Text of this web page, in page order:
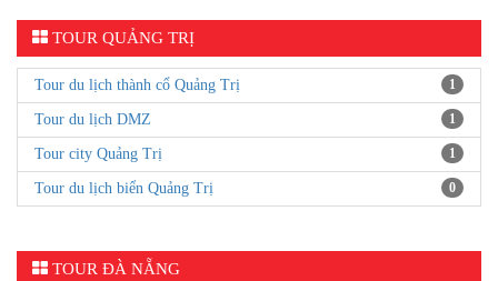
TOUR QUẢNG TRỊ
Tour du lịch thành cổ Quảng Trị 1
Tour du lịch DMZ 1
Tour city Quảng Trị 1
Tour du lịch biển Quảng Trị 0
TOUR ĐÀ NẴNG